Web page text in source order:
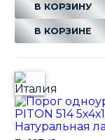
В КОРЗИНУ
В КОРЗИНЕ